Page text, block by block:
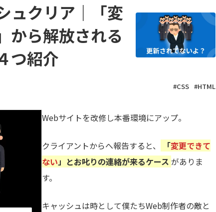
ュクリア｜「変
から解放される
つ紹介
#CSS #HTML
Webサイトを改修し本番環境にアップ。
クライアントからへ報告すると、 「変更できて
ない」とお叱りの連絡が来るケース がありま
す。
キャッシュは時として僕たちWeb制作者の敵と